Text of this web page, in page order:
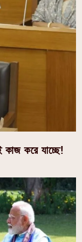
কাজ করে যাচ্ছে!